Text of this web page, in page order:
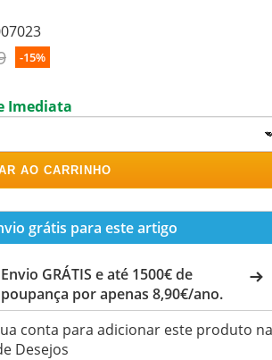
-15%
Imediata
AO CARRINHO
grátis para este artigo
Envio GRÁTIS e até 1500€ de
poupança por apenas 8,90€/ano.
conta para adicionar este produto na
Desejos